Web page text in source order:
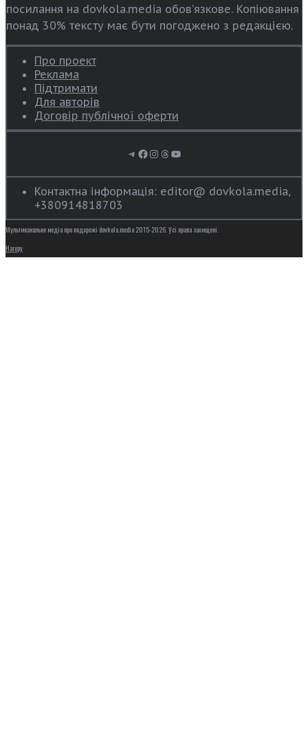
посилання на dovkola.media обов’язкове. Копіювання
понад 30% тексту має бути погоджено з редакцією.
Про проект
Реклама
Підтримати
Для авторів
Договір публічної оферти
Telegram
Facebook
Instagram
Threads
YouTube
Контактна інформація: editor@ dovkola.media,
+380914818703
Мультиканальне медіа про подорожі dovkola.media 2015-2026. Усі права захищені.
Нагору